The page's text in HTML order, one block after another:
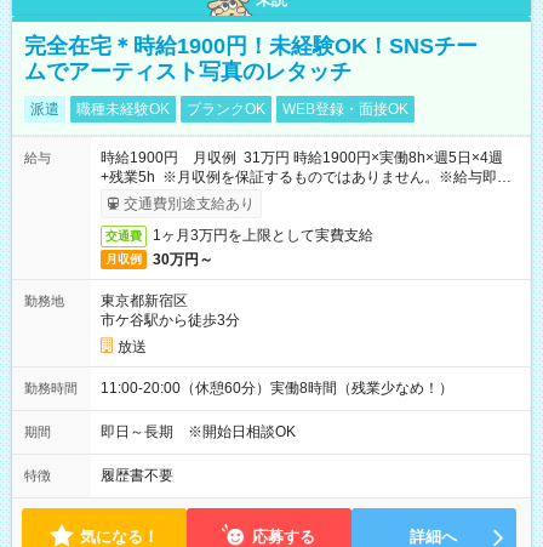
完全在宅＊時給1900円！未経験OK！SNSチー
ムでアーティスト写真のレタッチ
派遣 職種未経験OK ブランクOK WEB登録・面接OK
給与
時給1900円 月収例 31万円 時給1900円×実働8h×週5日×4週
+残業5h ※月収例を保証するものではありません。※給与即受
取りサービス利用可（利用条件有）
交通費別途支給あり
交通費 1ヶ月3万円を上限として実費支給
月収例 30万円～
勤務地
東京都新宿区
市ケ谷駅から徒歩3分
放送
勤務時間 11:00-20:00（休憩60分）実働8時間（残業少なめ！）
期間 即日～長期 ※開始日相談OK
特徴 履歴書不要
気になる！ 応募する 詳細へ